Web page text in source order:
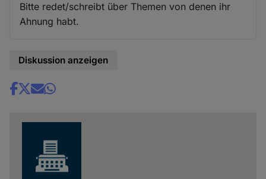
Bitte redet/schreibt über Themen von denen ihr
Ahnung habt.
Diskussion anzeigen
Share